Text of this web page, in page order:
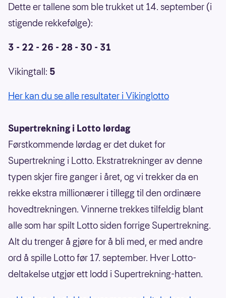
Dette er tallene som ble trukket ut 14. september (i
stigende rekkefølge):
3 - 22 - 26 - 28 - 30 - 31
Vikingtall: 5
Her kan du se alle resultater i Vikinglotto
Supertrekning i Lotto lørdag
Førstkommende lørdag er det duket for
Supertrekning i Lotto. Ekstratrekninger av denne
typen skjer fire ganger i året, og vi trekker da en
rekke ekstra millionærer i tillegg til den ordinære
hovedtrekningen. Vinnerne trekkes tilfeldig blant
alle som har spilt Lotto siden forrige Supertrekning.
Alt du trenger å gjøre for å bli med, er med andre
ord å spille Lotto før 17. september. Hver Lotto-
deltakelse utgjør ett lodd i Supertrekning-hatten.